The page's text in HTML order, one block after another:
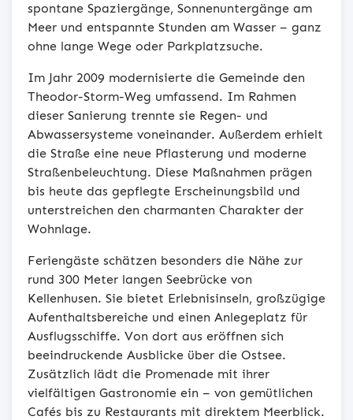
spontane Spaziergänge, Sonnenuntergänge am
Meer und entspannte Stunden am Wasser – ganz
ohne lange Wege oder Parkplatzsuche.
Im Jahr 2009 modernisierte die Gemeinde den
Theodor-Storm-Weg umfassend. Im Rahmen
dieser Sanierung trennte sie Regen- und
Abwassersysteme voneinander. Außerdem erhielt
die Straße eine neue Pflasterung und moderne
Straßenbeleuchtung. Diese Maßnahmen prägen
bis heute das gepflegte Erscheinungsbild und
unterstreichen den charmanten Charakter der
Wohnlage.
Feriengäste schätzen besonders die Nähe zur
rund 300 Meter langen Seebrücke von
Kellenhusen. Sie bietet Erlebnisinseln, großzügige
Aufenthaltsbereiche und einen Anlegeplatz für
Ausflugsschiffe. Von dort aus eröffnen sich
beeindruckende Ausblicke über die Ostsee.
Zusätzlich lädt die Promenade mit ihrer
vielfältigen Gastronomie ein – von gemütlichen
Cafés bis zu Restaurants mit direktem Meerblick.